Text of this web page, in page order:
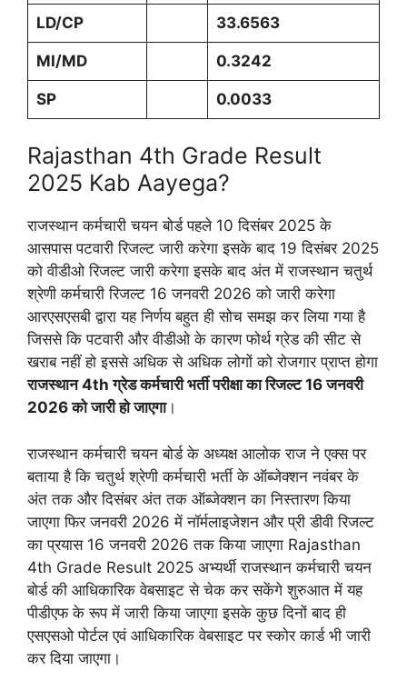
LD/CP 33.6563
MI/MD 0.3242
SP 0.0033
Rajasthan 4th Grade Result
2025 Kab Aayega?
राजस्थान कर्मचारी चयन बोर्ड पहले 10 दिसंबर 2025 के
आसपास पटवारी रिजल्ट जारी करेगा इसके बाद 19 दिसंबर 2025
को वीडीओ रिजल्ट जारी करेगा इसके बाद अंत में राजस्थान चतुर्थ
श्रेणी कर्मचारी रिजल्ट 16 जनवरी 2026 को जारी करेगा
आरएसएसबी द्वारा यह निर्णय बहुत ही सोच समझ कर लिया गया है
जिससे कि पटवारी और वीडीओ के कारण फोर्थ ग्रेड की सीट से
खराब नहीं हो इससे अधिक से अधिक लोगों को रोजगार प्राप्त होगा
राजस्थान 4th ग्रेड कर्मचारी भर्ती परीक्षा का रिजल्ट 16 जनवरी
2026 को जारी हो जाएगा।
राजस्थान कर्मचारी चयन बोर्ड के अध्यक्ष आलोक राज ने एक्स पर
बताया है कि चतुर्थ श्रेणी कर्मचारी भर्ती के ऑब्जेक्शन नवंबर के
अंत तक और दिसंबर अंत तक ऑब्जेक्शन का निस्तारण किया
जाएगा फिर जनवरी 2026 में नॉर्मलाइजेशन और प्री डीवी रिजल्ट
का प्रयास 16 जनवरी 2026 तक किया जाएगा Rajasthan
4th Grade Result 2025 अभ्यर्थी राजस्थान कर्मचारी चयन
बोर्ड की आधिकारिक वेबसाइट से चेक कर सकेंगे शुरुआत में यह
पीडीएफ के रूप में जारी किया जाएगा इसके कुछ दिनों बाद ही
एसएसओ पोर्टल एवं आधिकारिक वेबसाइट पर स्कोर कार्ड भी जारी
कर दिया जाएगा।